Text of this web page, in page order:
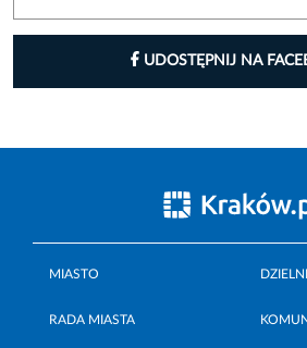
UDOSTĘPNIJ NA
MIASTO
RADA MIASTA